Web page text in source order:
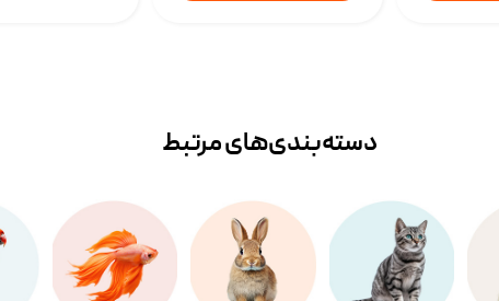
دسته‌بندی‌‌های مرتبط